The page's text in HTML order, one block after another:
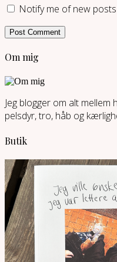
Notify me of new posts
Om mig
Jeg blogger om alt mellem
pelsdyr, tro, håb og
Butik